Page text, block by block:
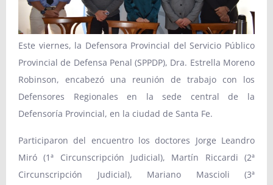
Este viernes, la Defensora Provincial del Servicio Público
Provincial de Defensa Penal (SPPDP), Dra. Estrella Moreno
Robinson, encabezó una reunión de trabajo con los
Defensores Regionales en la sede central de la
Defensoría Provincial, en la ciudad de Santa Fe.
Participaron del encuentro los doctores Jorge Leandro
Miró (1ª Circunscripción Judicial), Martín Riccardi (2ª
Circunscripción Judicial), Mariano Mascioli (3ª